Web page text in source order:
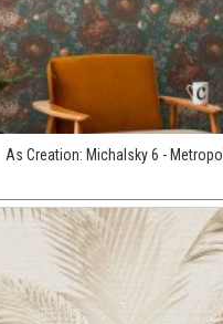
As Creation: Michalsky 6 -